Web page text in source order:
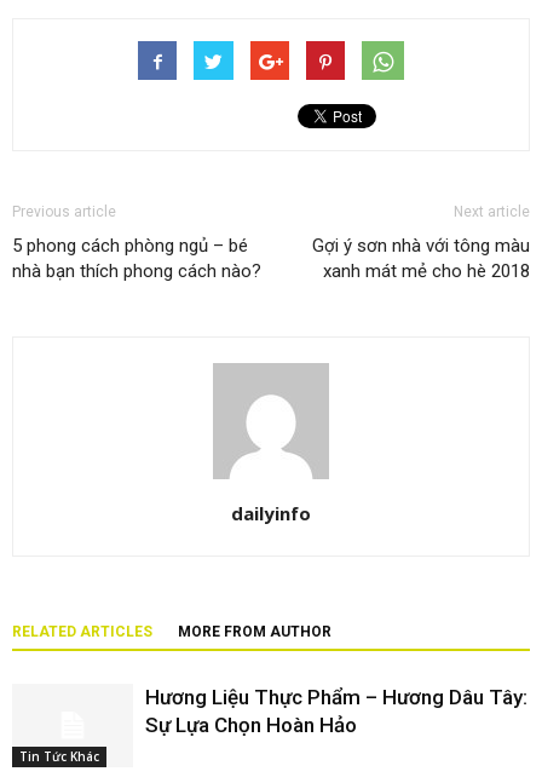
Previous article
5 phong cách phòng ngủ – bé
nhà bạn thích phong cách nào?
Next article
Gợi ý sơn nhà với tông màu
xanh mát mẻ cho hè 2018
dailyinfo
RELATED ARTICLES MORE FROM AUTHOR
Tin Tức Khác
Hương Liệu Thực Phẩm – Hương Dâu Tây:
Sự Lựa Chọn Hoàn Hảo